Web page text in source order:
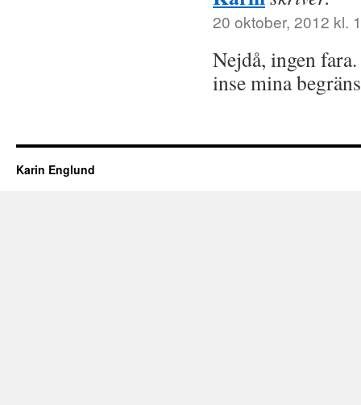
20 oktober, 2012 kl.
Nejdå, ingen
inse mina
Karin Englund